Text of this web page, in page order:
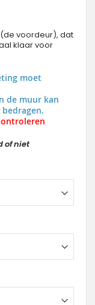
voordeur), dat
klaar voor
moet
de muur kan
of niet